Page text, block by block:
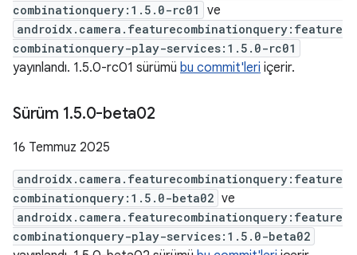
combinationquery:1.5.0-rc01
ve
androidx.camera.featurecombinationquery:feature
combinationquery-play-services:1.5.0-rc01
yayınlandı. 1.5.0-rc01 sürümü bu commit'leri içerir.
Sürüm 1.5.0-beta02
16 Temmuz 2025
androidx.camera.featurecombinationquery:feature
combinationquery:1.5.0-beta02 ve
androidx.camera.featurecombinationquery:feature
combinationquery-play-services:1.5.0-beta02